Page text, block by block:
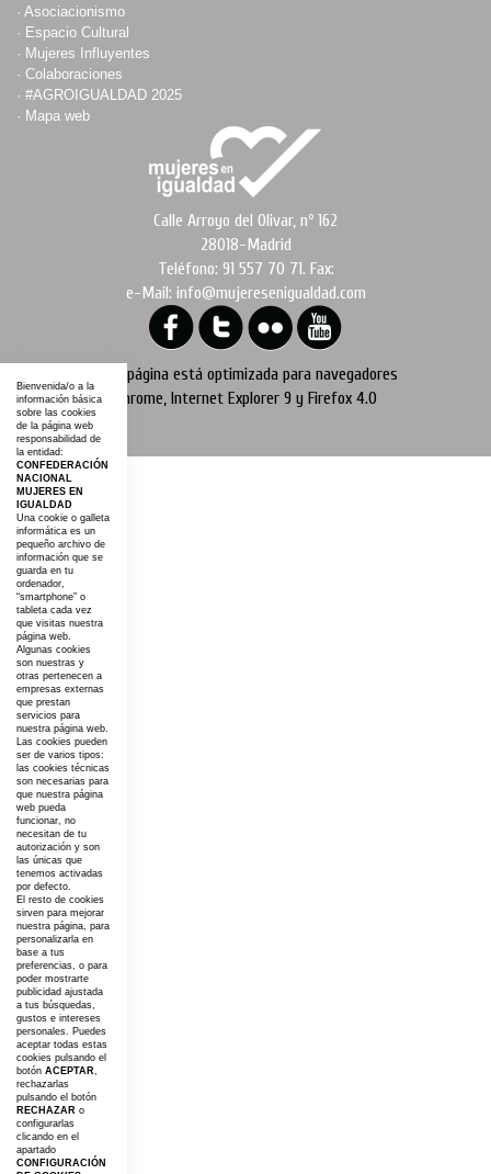
· Asociacionismo
· Espacio Cultural
· Mujeres Influyentes
· Colaboraciones
· #AGROIGUALDAD 2025
· Mapa web
Calle Arroyo del Olivar, nº 162
28018-Madrid
Teléfono: 91 557 70 71. Fax:
e-Mail: info@mujeresenigualdad.com
Esta página está optimizada para navegadores
Chrome, Internet Explorer 9 y Firefox 4.0
Bienvenida/o a la
información básica
sobre las cookies
de la página web
responsabilidad de
la entidad:
CONFEDERACIÓN
NACIONAL
MUJERES EN
IGUALDAD
Una cookie o galleta
informática es un
pequeño archivo de
información que se
guarda en tu
ordenador,
“smartphone” o
tableta cada vez
que visitas nuestra
página web.
Algunas cookies
son nuestras y
otras pertenecen a
empresas externas
que prestan
servicios para
nuestra página web.
Las cookies pueden
ser de varios tipos:
las cookies técnicas
son necesarias para
que nuestra página
web pueda
funcionar, no
necesitan de tu
autorización y son
las únicas que
tenemos activadas
por defecto.
El resto de cookies
sirven para mejorar
nuestra página, para
personalizarla en
base a tus
preferencias, o para
poder mostrarte
publicidad ajustada
a tus búsquedas,
gustos e intereses
personales. Puedes
aceptar todas estas
cookies pulsando el
botón ACEPTAR,
rechazarlas
pulsando el botón
RECHAZAR o
configurarlas
clicando en el
apartado
CONFIGURACIÓN